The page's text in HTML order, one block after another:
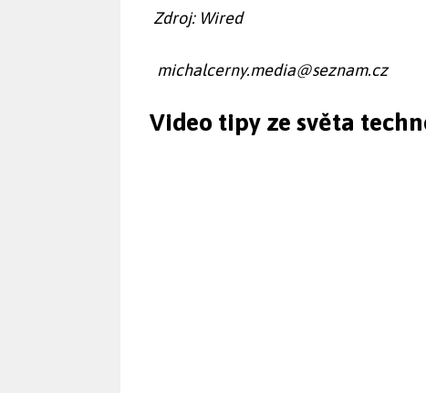
Zdroj: Wired
michalcerny.media@seznam.cz
Video tipy ze světa